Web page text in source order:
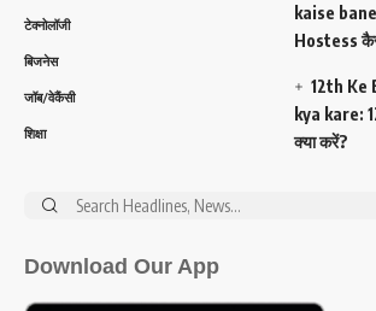
टेक्नोलॉजी
बिजनेस
जॉब/वेकैंसी
शिक्षा
kaise
Hostess
12th Ke
kya kare:
क्या करें?
Search
Download Our App